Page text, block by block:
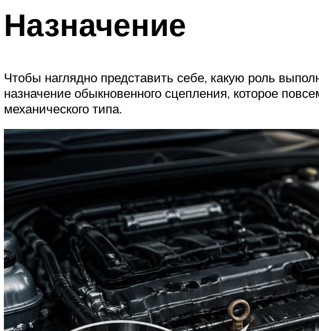
Назначение
Чтобы наглядно представить себе, какую роль
назначение обыкновенного сцепления, которое
механического типа.